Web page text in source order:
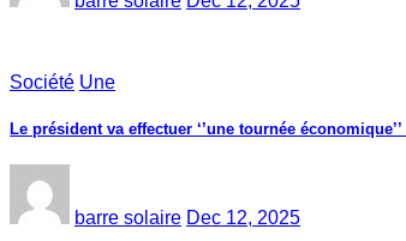
Société Une
Le président va effectuer ‘’une tournée
barre solaire Dec 12, 2025